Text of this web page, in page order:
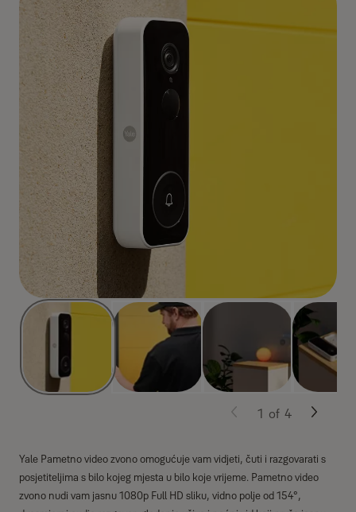
Yale Pametno video zvono omogućuje vam vidjeti, čuti i razgovarati s
posjetiteljima s bilo kojeg mjesta u bilo koje vrijeme. Pametno video
zvono nudi vam jasnu 1080p Full HD sliku, vidno polje od 154°,
1 of 4